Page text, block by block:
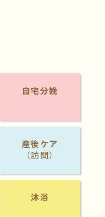
自宅分娩
産後ケア
（訪問）
沐浴